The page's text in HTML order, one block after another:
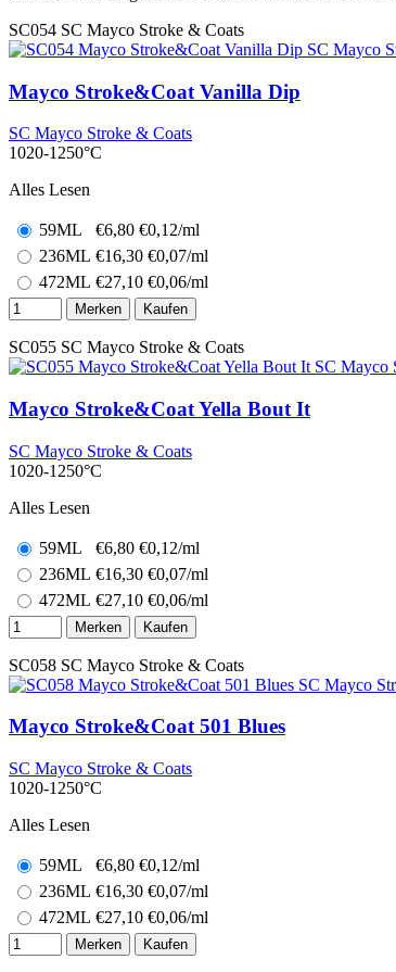
SC054 SC Mayco Stroke & Coats
Mayco Stroke&Coat Vanilla Dip
SC Mayco Stroke & Coats
1020-1250°C
Alles Lesen
59ML €6,80 €0,12/ml
236ML €16,30 €0,07/ml
472ML €27,10 €0,06/ml
Merken Kaufen
SC055 SC Mayco Stroke & Coats
Mayco Stroke&Coat Yella Bout It
SC Mayco Stroke & Coats
1020-1250°C
Alles Lesen
59ML €6,80 €0,12/ml
236ML €16,30 €0,07/ml
472ML €27,10 €0,06/ml
Merken Kaufen
SC058 SC Mayco Stroke & Coats
Mayco Stroke&Coat 501 Blues
SC Mayco Stroke & Coats
1020-1250°C
Alles Lesen
59ML €6,80 €0,12/ml
236ML €16,30 €0,07/ml
472ML €27,10 €0,06/ml
Merken Kaufen